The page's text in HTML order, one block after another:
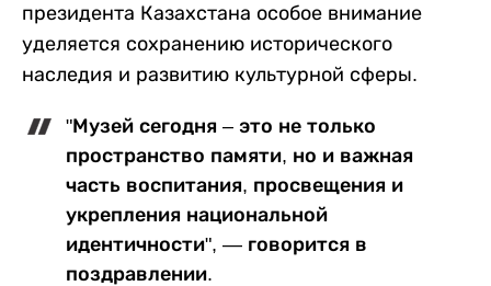
президента Казахстана особое внимание
уделяется сохранению исторического
наследия и развитию культурной сферы.
"Музей сегодня – это не только
пространство памяти, но и важная
часть воспитания, просвещения и
укрепления национальной
идентичности", — говорится в
поздравлении.